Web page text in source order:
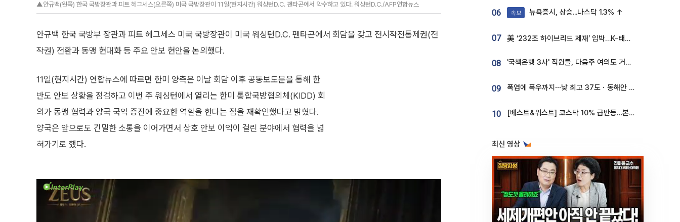
▲안규백(왼쪽) 한국 국방장관과 피트 헤그세스(오른쪽) 미국 국방장관이 11일(현지시간) 워싱턴D.C. 펜타곤에서 악수하고 있다. 워싱턴D.C./AFP연합뉴스
안규백 한국 국방부 장관과 피트 헤그세스 미국 국방장관이 미국 워싱턴D.C. 펜타곤에서 회담을 갖고 전시작전통제권(전
작권) 전환과 동맹 현대화 등 주요 안보 현안을 논의했다.
11일(현지시간) 연합뉴스에 따르면 한미 양측은 이날 회담 이후 공동보도문을 통해 한
반도 안보 상황을 점검하고 이번 주 워싱턴에서 열리는 한미 통합국방협의체(KIDD) 회
의가 동맹 협력과 양국 국익 증진에 중요한 역할을 한다는 점을 재확인했다고 밝혔다.
양국은 앞으로도 긴밀한 소통을 이어가면서 상호 안보 이익이 걸린 분야에서 협력을 넓
혀가기로 했다.
06 속보 뉴욕증시, 상승...나스닥 1.3% ↑
07 美 ‘232조 하이브리드 제재’ 임박…K-태양광, 불확실성 털고 날개 다나
08 '국책은행 3사' 직원들, 다음주 여의도 거리 나서는 까닭은
09 폭염에 폭우까지⋯낮 최고 37도ㆍ동해안 강한 비 [날씨]
10 [베스트&워스트] 코스닥 10% 급반등…본느, 최대주주 변경 기대에 270% 폭등
최신 영상